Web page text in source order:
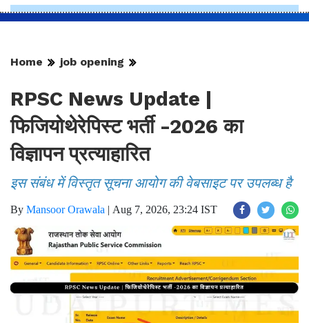
Home job opening
RPSC News Update |
फिजियोथेरेपिस्ट भर्ती -2026 का
विज्ञापन प्रत्याहारित
इस संबंध में विस्तृत सूचना आयोग की वेबसाइट पर उपलब्ध है
By Mansoor Orawala | Aug 7, 2026, 23:24 IST